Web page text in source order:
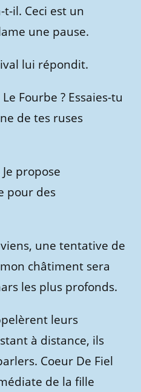
t-il. Ceci est un
une pause.
lui répondit.
Fourbe ? Essaies-tu
de tes ruses
Je propose
pour des
une tentative de
châtiment sera
les plus profonds.
leurs
à distance, ils
Coeur De Fiel
de la fille